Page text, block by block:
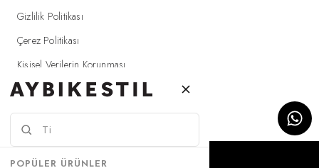
Gizlilik Politikası
Çerez Politikası
Kişisel Verilerin Korunması
Elektronik Ticaret Aydınlatma Metni
POPÜLER ÜRÜNLER